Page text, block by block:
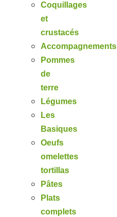
Coquillages
et
crustacés
Accompagnements
Pommes
de
terre
Légumes
Les
Basiques
Oeufs
omelettes
tortillas
Pâtes
Plats
complets